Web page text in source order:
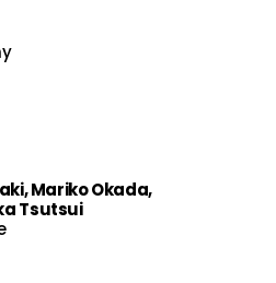
Mariko Okada,
Tsutsui